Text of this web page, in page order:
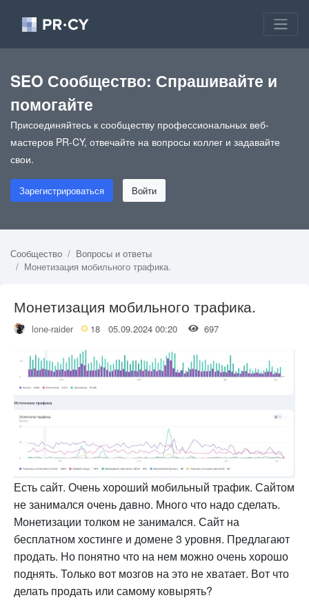
SEO Сообщество: Спрашивайте и
помогайте
Присоединяйтесь к сообществу профессиональных веб-
мастеров PR-CY, отвечайте на вопросы коллег и задавайте
свои.
Зарегистрироваться Войти
Сообщество
Вопросы и ответы
Монетизация мобильного трафика.
Монетизация мобильного трафика.
lone-raider 18 05.09.2024 00:20 697
Есть сайт. Очень хороший мобильный трафик. Сайтом
не занимался очень давно. Много что надо сделать.
Монетизации толком не занимался. Сайт на
бесплатном хостинге и домене 3 уровня. Предлагают
продать. Но понятно что на нем можно очень хорошо
поднять. Только вот мозгов на это не хватает. Вот что
делать продать или самому ковырять?